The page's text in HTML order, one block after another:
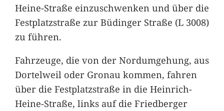
Heine-Straße einzuschwenken und über die
Festplatzstraße zur Büdinger Straße (L 3008)
zu führen.
Fahrzeuge, die von der Nordumgehung, aus
Dortelweil oder Gronau kommen, fahren
über die Festplatzstraße in die Heinrich-
Heine-Straße, links auf die Friedberger